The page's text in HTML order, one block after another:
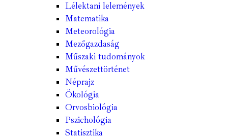
Lélektani lelemények
Matematika
Meteorológia
Mezőgazdaság
Műszaki tudományok
Művészettörténet
Néprajz
Ökológia
Orvosbiológia
Pszichológia
Statisztika